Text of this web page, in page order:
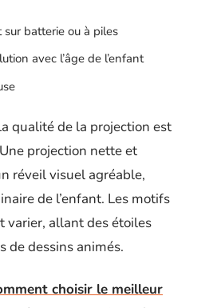
batterie ou à piles
avec l’âge de l’enfant
qualité de la projection est
projection nette et
réveil visuel agréable,
de l’enfant. Les motifs
varier, allant des étoiles
de dessins animés.
choisir le meilleur